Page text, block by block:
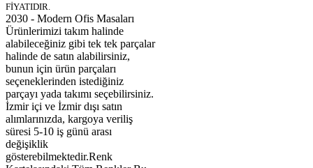
FİYATIDIR.
2030 - Modern Ofis Masaları
Ürünlerimizi takım halinde
alabileceğiniz gibi tek tek parçalar
halinde de satın alabilirsiniz,
bunun için ürün parçaları
seçeneklerinden istediğiniz
parçayı yada takımı seçebilirsiniz.
İzmir içi ve İzmir dışı satın
alımlarınızda, kargoya veriliş
süresi 5-10 iş günü arası
değişiklik
gösterebilmektedir.Renk